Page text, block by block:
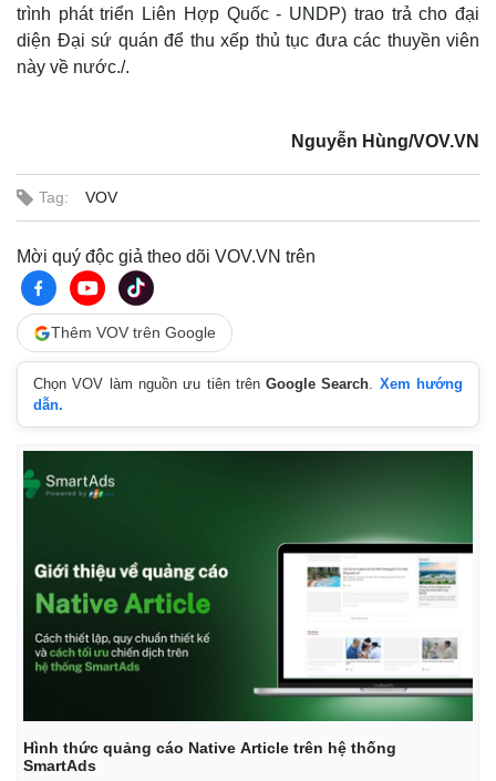
Thế giới
Quan sát
Hồ sơ
Video
E-Magazine
trình phát triển Liên Hợp Quốc - UNDP) trao trả cho đại
diện Đại sứ quán để thu xếp thủ tục đưa các thuyền viên
này về nước./.
Nguyễn Hùng/VOV.VN
Tag: VOV
Mời quý độc giả theo dõi VOV.VN trên
Thêm VOV trên Google
Chọn VOV làm nguồn ưu tiên trênGoogle Search. Xem hướng
dẫn.
Hình thức quảng cáo Native Article trên hệ thống
SmartAds